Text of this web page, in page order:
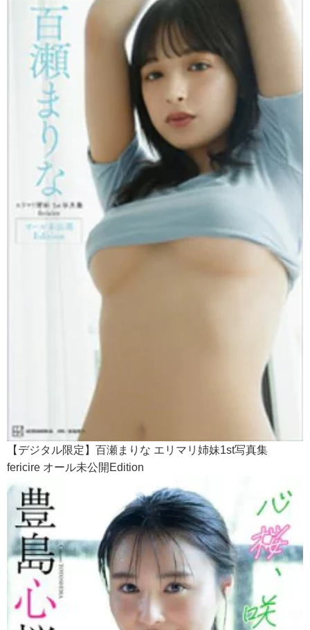
【デジタル限定】百瀬まりな エリマリ姉妹1st写真集
fericire オール未公開Edition